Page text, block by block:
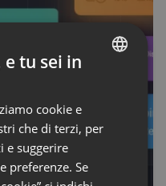
FRENCH
GERMAN
POLISH
tu sei in
cookie e
che di terzi, per
e suggerire
preferenze. Se